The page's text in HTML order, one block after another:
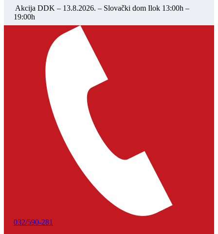
Akcija DDK – 13.8.2026. – Slovački dom Ilok 13:00h –
19:00h
032/590-281